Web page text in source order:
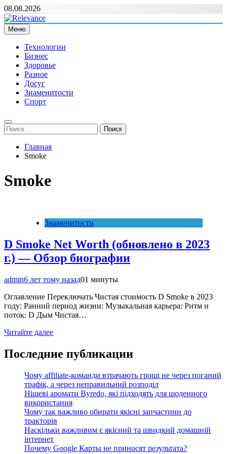
Перейти
к
содержимому
08.08.2026
Relevance
Релевантні новини — саме те, що вам потрібно
Меню
Технологии
Бизнес
Здоровье
Разное
Досуг
Знаменитости
Спорт
Найти:
Главная
Smoke
Smoke
Знаменитости
D Smoke Net Worth (обновлено в 2023
г.) — Обзор биографии
admin6 лет тому назад01 минуты
Оглавление Переключать Чистая стоимость D Smoke в 2023
году: Ранний период жизни: Музыкальная карьера: Ритм и
поток: D Дым Чистая…
Читайте далее
Последние публикации
Чому affiliate-команди втрачають гроші не через поганий
трафік, а через неправильний розподіл
Нішеві аромати Byredo, які підходять для щоденного
використання
Чому так важливо обирати якісні запчастини до
тракторів
Наскільки важливим є якісний та швидкий домашній
інтернет
Почему Google Карты не приносят результата?